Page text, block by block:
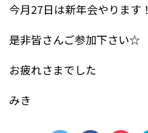
今月27日は新年会やります！
是非皆さんご参加下さい☆
お疲れさまでした
みき